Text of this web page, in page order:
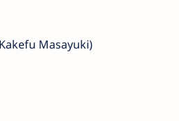
Masayuki)